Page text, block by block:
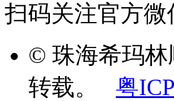
扫码关注官方微
© 珠海希玛林
转载。
粤